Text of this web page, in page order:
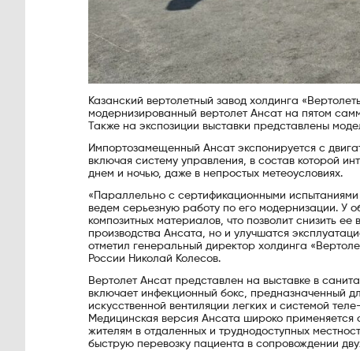
Казанский вертолетный завод холдинга
модернизированный вертолет Ансат на пятом
Также на экспозиции выставки представлены
Импортозамещенный Ансат экспонируется с
включая систему управления, в состав которой
днем и ночью, даже в непростых метеоусловиях.
«Параллельно с сертификационными
ведем серьезную работу по его модернизации.
композитных материалов, что позволит снизить
производства Ансата, но и улучшатся
отметил генеральный директор холдинга
России Николай Колесов.
Вертолет Ансат представлен на выставке в
включает инфекционный бокс, предназначенный
искусственной вентиляции легких и системой
Медицинская версия Ансата широко
жителям в отдаленных и труднодоступных
быструю перевозку пациента в сопровождении